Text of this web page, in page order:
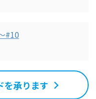
#10
を承ります